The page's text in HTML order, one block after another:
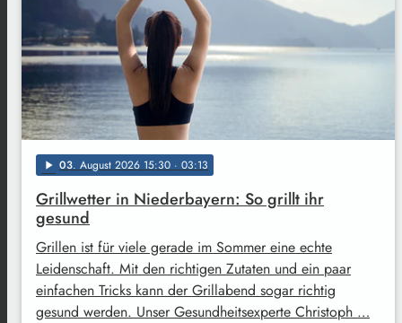
play_arrow 03. August 2026 15:30 · 03:13
Grillwetter in Niederbayern: So grillt ihr
gesund
Grillen ist für viele gerade im Sommer eine echte
Leidenschaft. Mit den richtigen Zutaten und ein paar
einfachen Tricks kann der Grillabend sogar richtig
gesund werden. Unser Gesundheitsexperte Christoph …